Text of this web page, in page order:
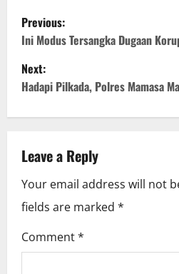
P
o
s
a
v
i
g
Previous:
Ini Modus Tersangka Dugaan
Next:
Hadapi Pilkada, Polres Mamasa
Leave a Reply
Your email address will not
fields are marked *
Comment*